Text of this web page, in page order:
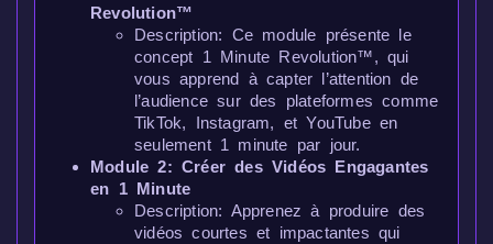
Revolution™
Description: Ce module présente le
concept 1 Minute Revolution™, qui
vous apprend à capter l’attention de
l’audience sur des plateformes comme
TikTok, Instagram, et YouTube en
seulement 1 minute par jour.
Module 2: Créer des Vidéos Engagantes
en 1 Minute
Description: Apprenez à produire des
vidéos courtes et impactantes qui